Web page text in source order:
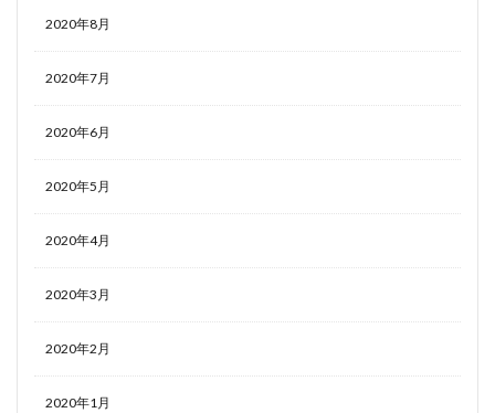
2020年8月
2020年7月
2020年6月
2020年5月
2020年4月
2020年3月
2020年2月
2020年1月